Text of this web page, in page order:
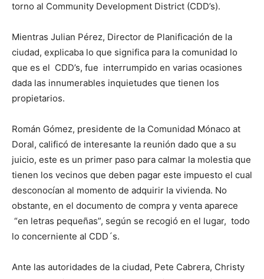
torno al Community Development District (CDD’s).
Mientras Julian Pérez, Director de Planificación de la
ciudad, explicaba lo que significa para la comunidad lo
que es el CDD’s, fue interrumpido en varias ocasiones
dada las innumerables inquietudes que tienen los
propietarios.
Román Gómez, presidente de la Comunidad Mónaco at
Doral, calificó de interesante la reunión dado que a su
juicio, este es un primer paso para calmar la molestia que
tienen los vecinos que deben pagar este impuesto el cual
desconocían al momento de adquirir la vivienda. No
obstante, en el documento de compra y venta aparece
“en letras pequeñas”, según se recogió en el lugar, todo
lo concerniente al CDD´s.
Ante las autoridades de la ciudad, Pete Cabrera, Christy